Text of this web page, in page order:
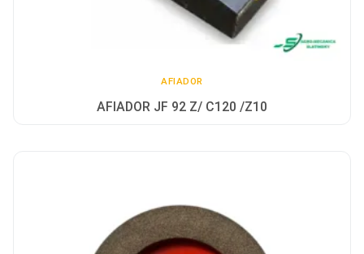
AFIADOR
AFIADOR JF 92 Z/ C120 /Z10